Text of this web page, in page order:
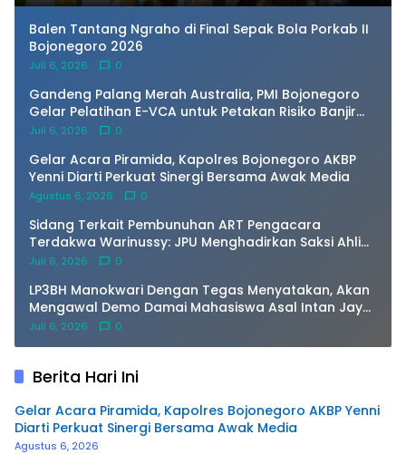
Balen Tantang Ngraho di Final Sepak Bola Porkab II
Bojonegoro 2026
Juli 6, 2026 0
Gandeng Palang Merah Australia, PMI Bojonegoro
Gelar Pelatihan E-VCA untuk Petakan Risiko Banjir
Bengawan Solo
Juli 6, 2026 0
Gelar Acara Piramida, Kapolres Bojonegoro AKBP
Yenni Diarti Perkuat Sinergi Bersama Awak Media
Agustus 6, 2026 0
Sidang Terkait Pembunuhan ART Pengacara
Terdakwa Warinussy: JPU Menghadirkan Saksi Ahli
dr.Jimmy, Patologi Forensik
Juli 6, 2026 0
LP3BH Manokwari Dengan Tegas Menyatakan, Akan
Mengawal Demo Damai Mahasiswa Asal Intan Jaya
di Amban Manokwari.
Juli 6, 2026 0
Berita Hari Ini
Gelar Acara Piramida, Kapolres Bojonegoro AKBP Yenni
Diarti Perkuat Sinergi Bersama Awak Media
Agustus 6, 2026